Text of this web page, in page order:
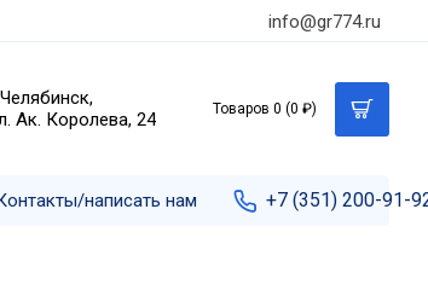
info@gr774.ru
Ак. Королева, 24
Товаров 0 (0 ₽)
написать нам +7 (351) 200-91-